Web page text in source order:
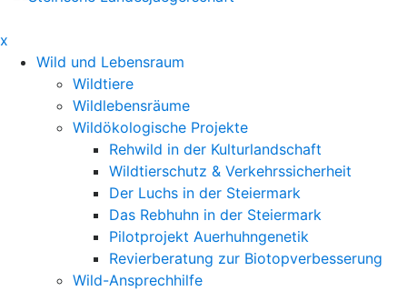
x
Wild und Lebensraum
Wildtiere
Wildlebensräume
Wildökologische Projekte
Rehwild in der Kulturlandschaft
Wildtierschutz & Verkehrssicherheit
Der Luchs in der Steiermark
Das Rebhuhn in der Steiermark
Pilotprojekt Auerhuhngenetik
Revierberatung zur Biotopverbesserung
Wild-Ansprechhilfe